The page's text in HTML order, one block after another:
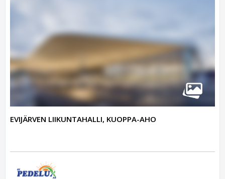
EVIJÄRVEN LIIKUNTAHALLI, KUOPPA-AHO